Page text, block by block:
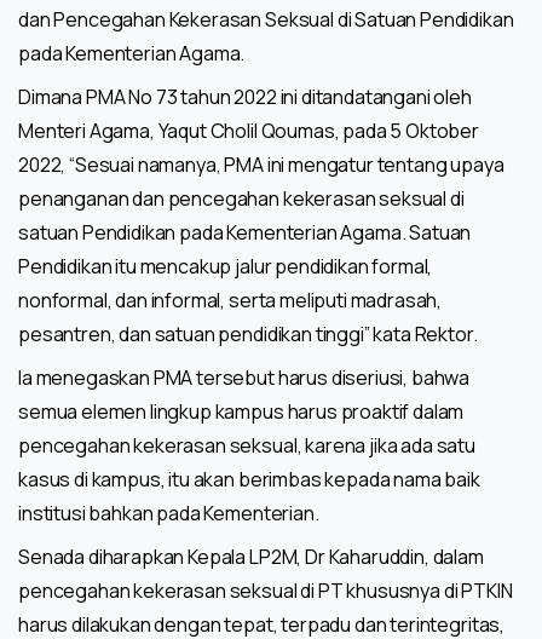
dan Pencegahan Kekerasan Seksual di Satuan Pendidikan
pada Kementerian Agama.
Dimana PMA No 73 tahun 2022 ini ditandatangani oleh
Menteri Agama, Yaqut Cholil Qoumas, pada 5 Oktober
2022, “Sesuai namanya, PMA ini mengatur tentang upaya
penanganan dan pencegahan kekerasan seksual di
satuan Pendidikan pada Kementerian Agama. Satuan
Pendidikan itu mencakup jalur pendidikan formal,
nonformal, dan informal, serta meliputi madrasah,
pesantren, dan satuan pendidikan tinggi” kata Rektor.
Ia menegaskan PMA tersebut harus diseriusi, bahwa
semua elemen lingkup kampus harus proaktif dalam
pencegahan kekerasan seksual, karena jika ada satu
kasus di kampus, itu akan berimbas kepada nama baik
institusi bahkan pada Kementerian.
Senada diharapkan Kepala LP2M, Dr Kaharuddin, dalam
pencegahan kekerasan seksual di PT khususnya di PTKIN
harus dilakukan dengan tepat, terpadu dan terintegritas,